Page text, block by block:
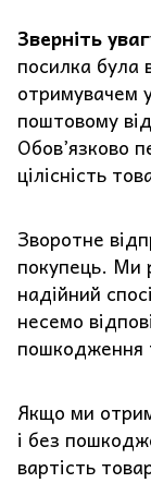
Зверніть
посилка була
отримувачем
поштовому
Обов’язково
цілісність
Зворотне
покупець. Ми
надійний
несемо
пошкодження
Якщо ми
і без
вартість